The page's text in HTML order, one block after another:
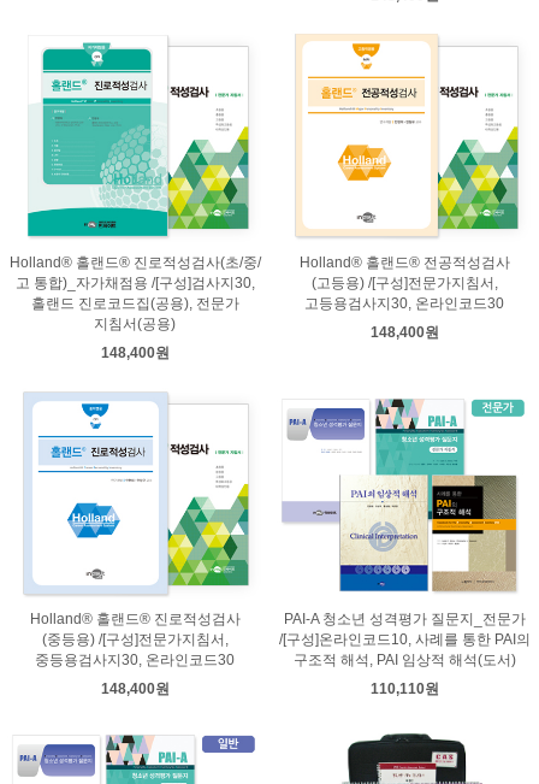
Holland® 홀랜드® 진로적성검사(초/중/
고 통합)_자가채점용 /[구성]검사지30,
홀랜드 진로코드집(공용), 전문가
지침서(공용)
148,400원
Holland® 홀랜드® 전공적성검사
(고등용) /[구성]전문가지침서,
고등용검사지30, 온라인코드30
148,400원
Holland® 홀랜드® 진로적성검사
(중등용) /[구성]전문가지침서,
중등용검사지30, 온라인코드30
148,400원
PAI-A 청소년 성격평가 질문지_전문가
/[구성]온라인코드10, 사례를 통한 PAI의
구조적 해석, PAI 임상적 해석(도서)
110,110원